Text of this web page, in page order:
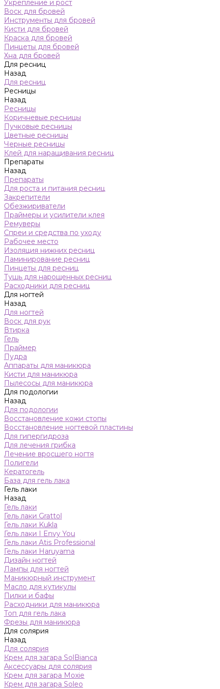
Укрепление и рост
Воск для бровей
Инструменты для бровей
Кисти для бровей
Краска для бровей
Пинцеты для бровей
Хна для бровей
Для ресниц
Назад
Для ресниц
Ресницы
Назад
Ресницы
Коричневые ресницы
Пучковые ресницы
Цветные ресницы
Черные ресницы
Клей для наращивания ресниц
Препараты
Назад
Препараты
Для роста и питания ресниц
Закрепители
Обезжириватели
Праймеры и усилители клея
Ремуверы
Спреи и средства по уходу
Рабочее место
Изоляция нижних ресниц
Ламинирование ресниц
Пинцеты для ресниц
Тушь для нарощенных ресниц
Расходники для ресниц
Для ногтей
Назад
Для ногтей
Воск для рук
Втирка
Гель
Праймер
Пудра
Аппараты для маникюра
Кисти для маникюра
Пылесосы для маникюра
Для подологии
Назад
Для подологии
Восстановление кожи стопы
Восстановление ногтевой пластины
Для гипергидроза
Для лечения грибка
Лечение вросшего ногтя
Полигели
Кератогель
База для гель лака
Гель лаки
Назад
Гель лаки
Гель лаки Grattol
Гель лаки Kukla
Гель лаки I Envy You
Гель лаки Atis Professional
Гель лаки Haruyama
Дизайн ногтей
Лампы для ногтей
Маникюрный инструмент
Масло для кутикулы
Пилки и бафы
Расходники для маникюра
Топ для гель лака
Фрезы для маникюра
Для солярия
Назад
Для солярия
Крем для загара SolBianca
Аксессуары для солярия
Крем для загара Moxie
Крем для загара Soleo